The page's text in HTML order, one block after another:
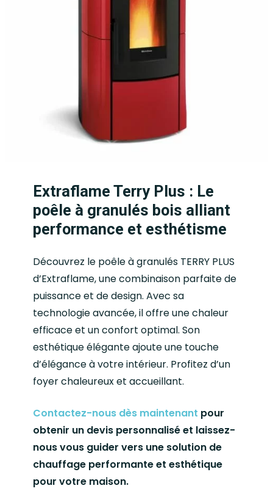
Extraflame Terry Plus : Le
poêle à granulés bois alliant
performance et esthétisme
Découvrez le poêle à granulés TERRY PLUS
d’Extraflame, une combinaison parfaite de
puissance et de design. Avec sa
technologie avancée, il offre une chaleur
efficace et un confort optimal. Son
esthétique élégante ajoute une touche
d’élégance à votre intérieur. Profitez d’un
foyer chaleureux et accueillant.
Contactez-nous dès maintenant pour
obtenir un devis personnalisé et laissez-
nous vous guider vers une solution de
chauffage performante et esthétique
pour votre maison.